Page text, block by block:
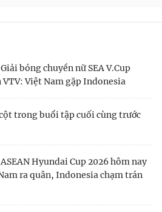
bóng chuyền nữ SEA V.Cup
Việt Nam gặp Indonesia
trong buổi tập cuối cùng trước
Hyundai Cup 2026 hôm nay
ra quân, Indonesia chạm trán